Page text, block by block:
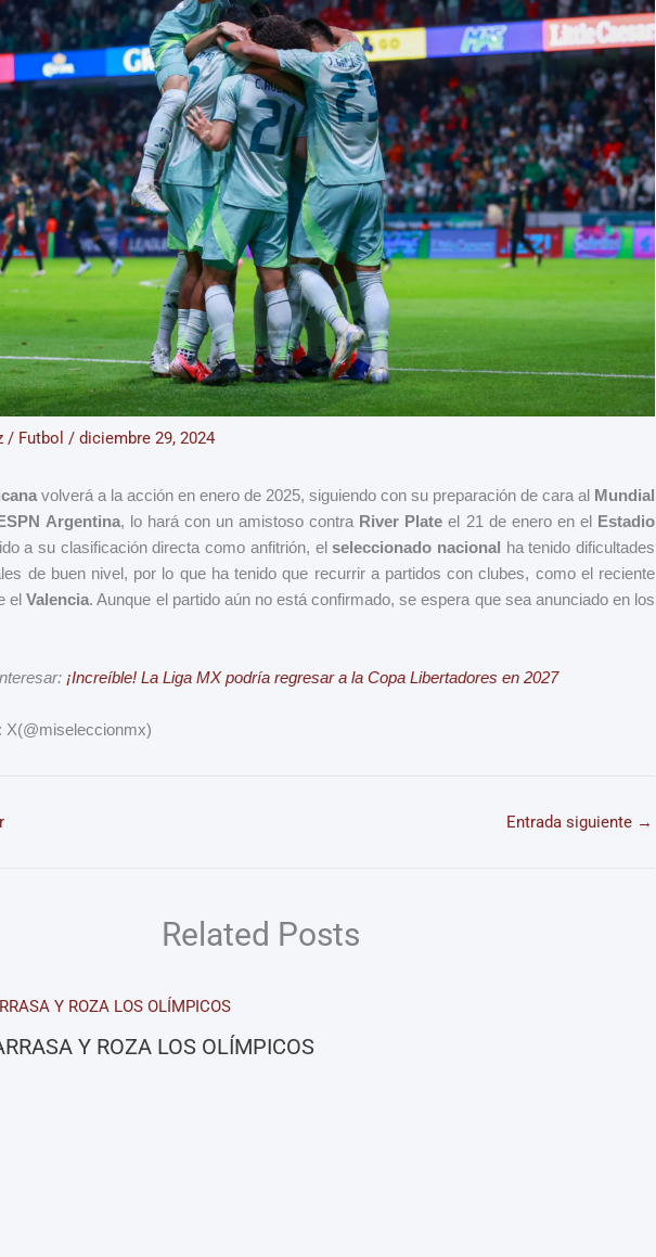
/ Futbol / diciembre 29, 2024
volverá a la acción en enero de 2025, siguiendo con su preparación de cara al Mundial
Argentina, lo hará con un amistoso contra River Plate el 21 de enero en el Estadio
a su clasificación directa como anfitrión, elseleccionado nacional ha tenido dificultades
de buen nivel, por lo que ha tenido que recurrir a partidos con clubes, como el reciente
elValencia. Aunque el partido aún no está confirmado, se espera que sea anunciado en los
¡Increíble! La Liga MX podría regresar a la Copa Libertadores en 2027
X(@miseleccionmx)
Entrada siguiente →
Related Posts
Y ROZA LOS OLÍMPICOS